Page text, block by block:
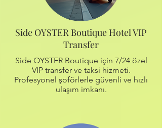
Side OYSTER Boutique Hotel VIP
Transfer
Side OYSTER Boutique için 7/24 özel
VIP transfer ve taksi hizmeti.
Profesyonel şoförlerle güvenli ve hızlı
ulaşım imkanı.